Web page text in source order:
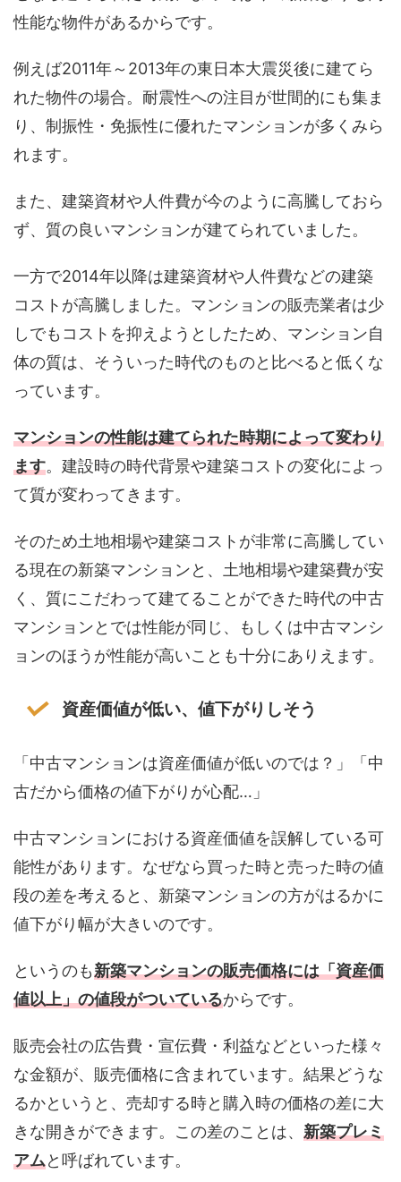
性能な物件があるからです。
例えば2011年～2013年の東日本大震災後に建てら
れた物件の場合。耐震性への注目が世間的にも集ま
り、制振性・免振性に優れたマンションが多くみら
れます。
また、建築資材や人件費が今のように高騰しておら
ず、質の良いマンションが建てられていました。
一方で2014年以降は建築資材や人件費などの建築
コストが高騰しました。マンションの販売業者は少
しでもコストを抑えようとしたため、マンション自
体の質は、そういった時代のものと比べると低くな
っています。
マンションの性能は建てられた時期によって変わり
ます。建設時の時代背景や建築コストの変化によっ
て質が変わってきます。
そのため土地相場や建築コストが非常に高騰してい
る現在の新築マンションと、土地相場や建築費が安
く、質にこだわって建てることができた時代の中古
マンションとでは性能が同じ、もしくは中古マンシ
ョンのほうが性能が高いことも十分にありえます。
資産価値が低い、値下がりしそう
「中古マンションは資産価値が低いのでは？」「中
古だから価格の値下がりが心配…」
中古マンションにおける資産価値を誤解している可
能性があります。なぜなら買った時と売った時の値
段の差を考えると、新築マンションの方がはるかに
値下がり幅が大きいのです。
というのも新築マンションの販売価格には「資産価
値以上」の値段がついているからです。
販売会社の広告費・宣伝費・利益などといった様々
な金額が、販売価格に含まれています。結果どうな
るかというと、売却する時と購入時の価格の差に大
きな開きができます。この差のことは、 新築プレミ
アムと呼ばれています。